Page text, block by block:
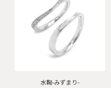
水鞠-みずまり-